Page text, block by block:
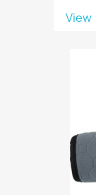
View